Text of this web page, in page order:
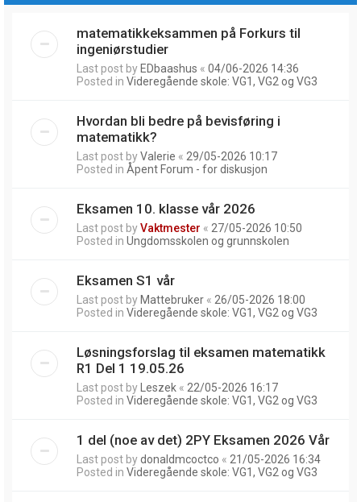
matematikkeksammen på Forkurs til
ingeniørstudier
Last post by EDbaashus « 04/06-2026 14:36
Posted in Videregående skole: VG1, VG2 og VG3
Hvordan bli bedre på bevisføring i
matematikk?
Last post byValerie « 29/05-2026 10:17
Posted in Åpent Forum - for diskusjon
Eksamen 10. klasse vår 2026
Last post byVaktmester « 27/05-2026 10:50
Posted in Ungdomsskolen og grunnskolen
Eksamen S1 vår
Last post by Mattebruker « 26/05-2026 18:00
Posted in Videregående skole: VG1, VG2 og VG3
Løsningsforslag til eksamen matematikk
R1 Del 1 19.05.26
Last post by Leszek « 22/05-2026 16:17
Posted in Videregående skole: VG1, VG2 og VG3
1 del (noe av det) 2PY Eksamen 2026 Vår
Last post bydonaldmcoctco « 21/05-2026 16:34
Posted in Videregående skole: VG1, VG2 og VG3